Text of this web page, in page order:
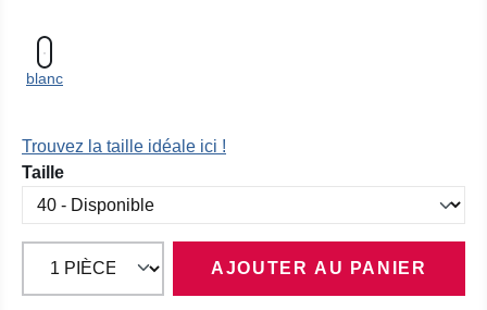
blanc
Trouvez la taille idéale ici !
Sélectionnez
Taille
AJOUTER AU PANIER